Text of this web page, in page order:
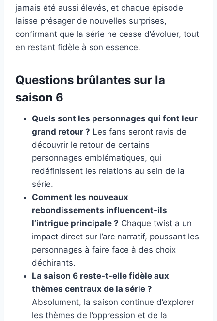
jamais été aussi élevés, et chaque épisode
laisse présager de nouvelles surprises,
confirmant que la série ne cesse d’évoluer, tout
en restant fidèle à son essence.
Questions brûlantes sur la
saison 6
Quels sont les personnages qui font leur
grand retour ? Les fans seront ravis de
découvrir le retour de certains
personnages emblématiques, qui
redéfinissent les relations au sein de la
série.
Comment les nouveaux
rebondissements influencent-ils
l’intrigue principale ? Chaque twist a un
impact direct sur l’arc narratif, poussant les
personnages à faire face à des choix
déchirants.
La saison 6 reste-t-elle fidèle aux
thèmes centraux de la série ?
Absolument, la saison continue d’explorer
les thèmes de l’oppression et de la